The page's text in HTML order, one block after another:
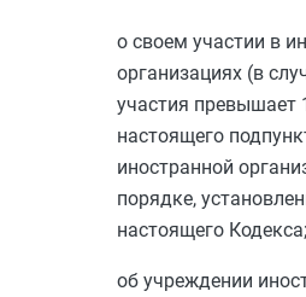
о своем участии в
организациях (в
участия превышает
настоящего
иностранной
порядке,
настоящего Кодекса;
об учреждении